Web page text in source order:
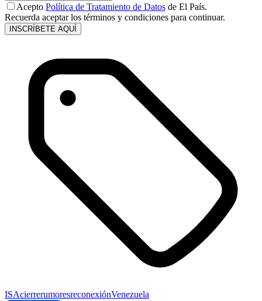
Acepto Política de Tratamiento de Datos de El País.
Recuerda aceptar los términos y condiciones para continuar.
INSCRÍBETE AQUÍ
ISAcierrerumoresreconexiónVenezuela